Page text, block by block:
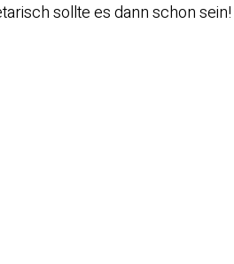
sollte es dann schon sein!